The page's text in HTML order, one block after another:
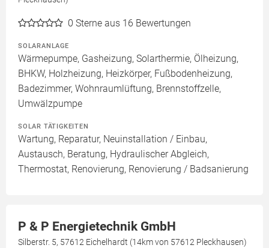
0 Sterne aus 16 Bewertungen
SOLARANLAGE
Wärmepumpe, Gasheizung, Solarthermie, Ölheizung,
BHKW, Holzheizung, Heizkörper, Fußbodenheizung,
Badezimmer, Wohnraumlüftung, Brennstoffzelle,
Umwälzpumpe
SOLAR TÄTIGKEITEN
Wartung, Reparatur, Neuinstallation / Einbau,
Austausch, Beratung, Hydraulischer Abgleich,
Thermostat, Renovierung, Renovierung / Badsanierung
P & P Energietechnik GmbH
Silberstr. 5, 57612 Eichelhardt (14km von 57612 Pleckhausen)